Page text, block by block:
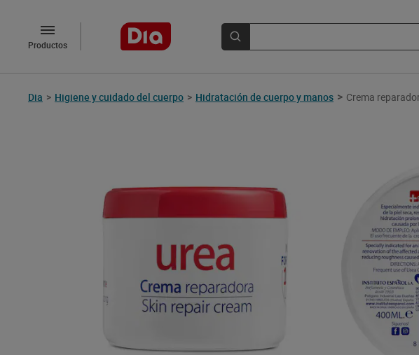
Productos
Dia > Higiene y cuidado del cuerpo > Hidratación de cuerpo y manos >